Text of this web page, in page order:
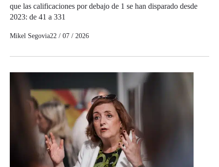
que las calificaciones por debajo de 1 se han disparado desde
2023: de 41 a 331
Mikel Segovia22 / 07 / 2026